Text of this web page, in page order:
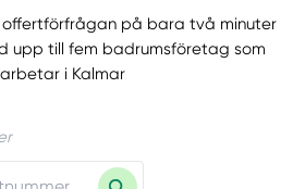
offertförfrågan på bara två minuter
upp till fem badrumsföretag som
i Kalmar